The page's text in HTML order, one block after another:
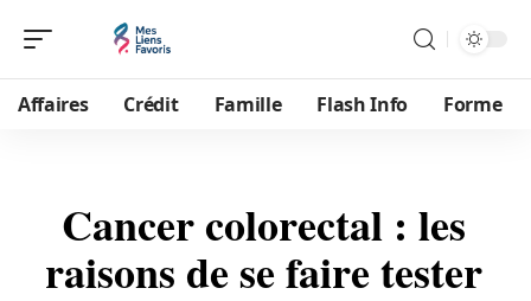
Affaires Crédit Famille Flash Info Forme
Cancer colorectal : les
raisons de se faire tester